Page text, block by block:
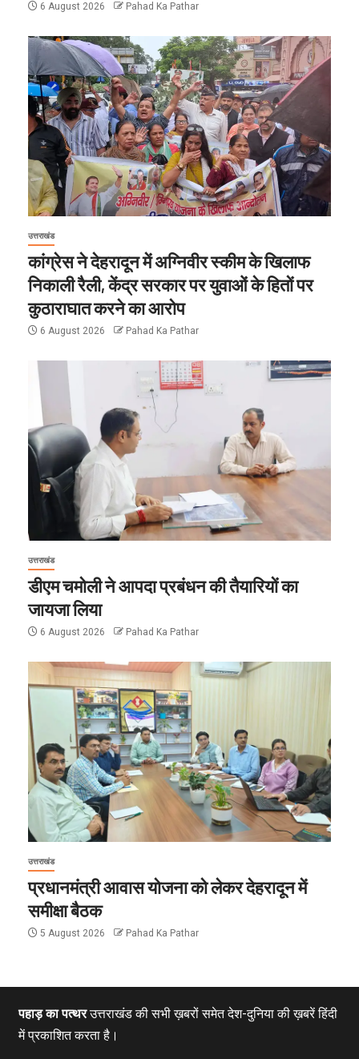
6 August 2026 Pahad Ka Pathar
उत्तराखंड
कांग्रेस ने देहरादून में अग्निवीर स्कीम के खिलाफ
निकाली रैली, केंद्र सरकार पर युवाओं के हितों पर
कुठाराघात करने का आरोप
6 August 2026 Pahad Ka Pathar
उत्तराखंड
डीएम चमोली ने आपदा प्रबंधन की तैयारियों का
जायजा लिया
6 August 2026 Pahad Ka Pathar
उत्तराखंड
प्रधानमंत्री आवास योजना को लेकर देहरादून में
समीक्षा बैठक
5 August 2026 Pahad Ka Pathar
पहाड़ का पत्थरउत्तराखंड की सभी ख़बरों समेत देश-दुनिया की ख़बरें हिंदी
में प्रकाशित करता है।